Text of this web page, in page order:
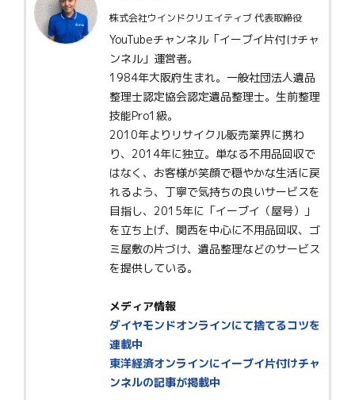
株式会社ウインドクリエイティブ 代表取締役
YouTubeチャンネル「イーブイ片付けチャ
ンネル」運営者。
1984年大阪府生まれ。一般社団法人遺品
整理士認定協会認定遺品整理士。生前整理
技能Pro1級。
2010年よりリサイクル販売業界に携わ
り、2014年に独立。単なる不用品回収で
はなく、お客様が笑顔で穏やかな生活に戻
れるよう、丁寧で気持ちの良いサービスを
目指し、2015年に「イーブイ（屋号）」
を立ち上げ、関西を中心に不用品回収、ゴ
ミ屋敷の片づけ、遺品整理などのサービス
を提供している。
メディア情報
ダイヤモンドオンラインにて捨てるコツを
連載中
東洋経済オンラインにイーブイ片付けチャ
ンネルの記事が掲載中